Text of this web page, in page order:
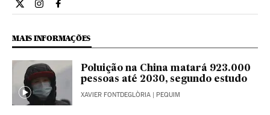
Internacional El País Brasil en Twitter
Internacional El País Brasil en Instagram
Internacional El País Brasil en Facebook
MAIS INFORMAÇÕES
Poluição na China matará 923.000
pessoas até 2030, segundo estudo
XAVIER FONTDEGLÒRIA | PEQUIM